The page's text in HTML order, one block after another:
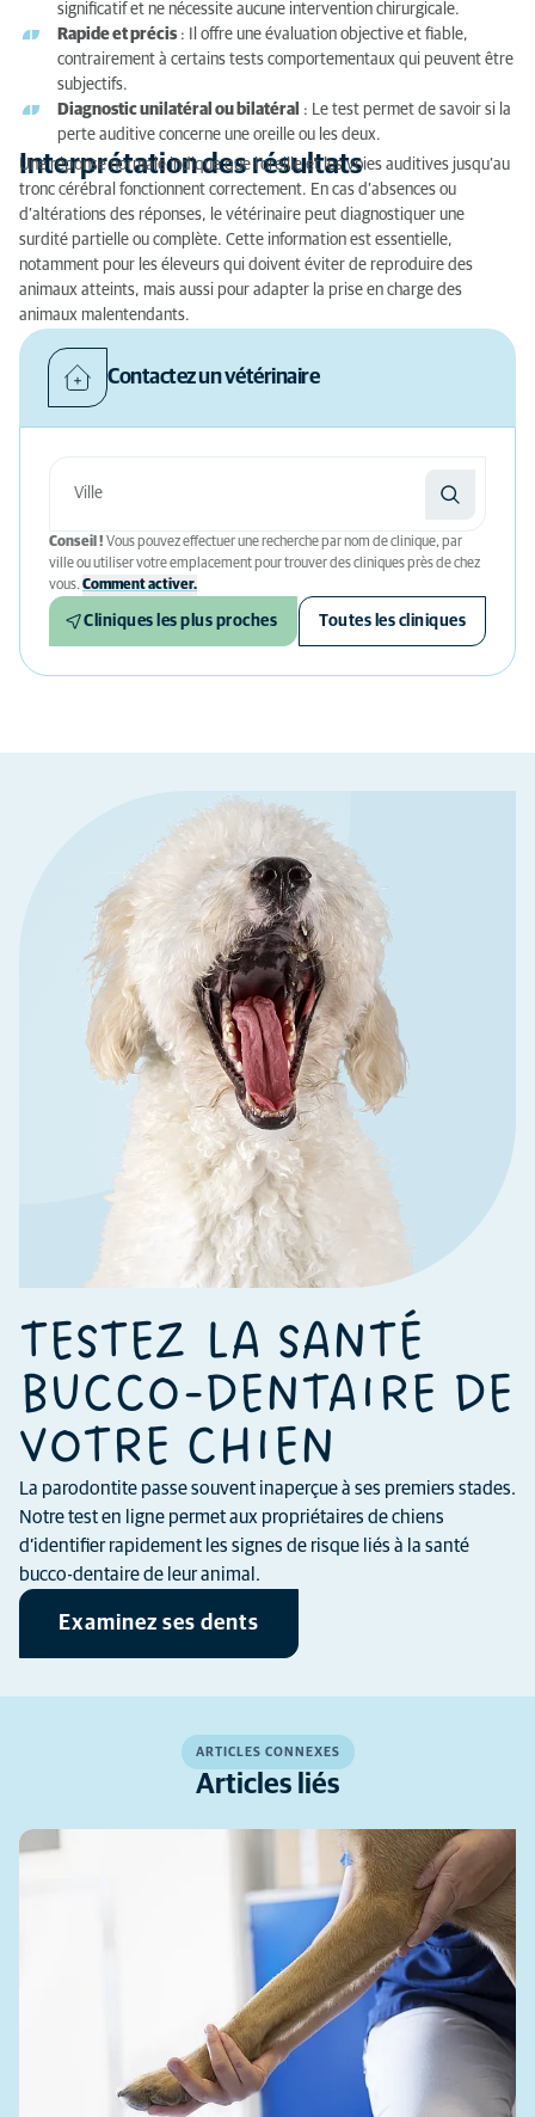
significatif et ne nécessite aucune intervention chirurgicale.
Rapide et précis : Il offre une évaluation objective et fiable,
contrairement à certains tests comportementaux qui peuvent être
subjectifs.
Diagnostic unilatéral ou bilatéral : Le test permet de savoir si la
perte auditive concerne une oreille ou les deux.
Interprétation des résultats
Une réponse normale indique que l’oreille et les voies auditives jusqu’au
tronc cérébral fonctionnent correctement. En cas d’absences ou
d’altérations des réponses, le vétérinaire peut diagnostiquer une
surdité partielle ou complète. Cette information est essentielle,
notamment pour les éleveurs qui doivent éviter de reproduire des
animaux atteints, mais aussi pour adapter la prise en charge des
animaux malentendants.
Contactez un vétérinaire
Conseil ! Vous pouvez effectuer une recherche par nom de clinique, par
ville ou utiliser votre emplacement pour trouver des cliniques près de chez
vous. Comment activer.
Cliniques les plus proches Toutes les cliniques
TESTEZ LA SANTÉ
BUCCO-DENTAIRE DE
VOTRE CHIEN
La parodontite passe souvent inaperçue à ses premiers stades.
Notre test en ligne permet aux propriétaires de chiens
d’identifier rapidement les signes de risque liés à la santé
bucco-dentaire de leur animal.
Examinez ses dents
ARTICLES CONNEXES
Articles liés